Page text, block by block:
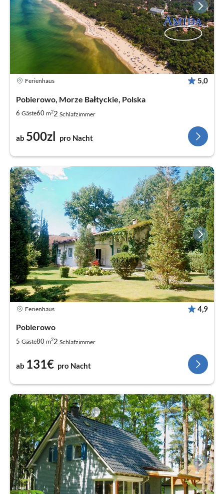
Ferienhaus 5,0
Pobierowo, Morze Bałtyckie, Polska
6 Gäste60 m22 Schlafzimmer
ab 500zl pro Nacht
Ferienhaus 4,9
Pobierowo
5 Gäste80 m22 Schlafzimmer
ab 131€ pro Nacht